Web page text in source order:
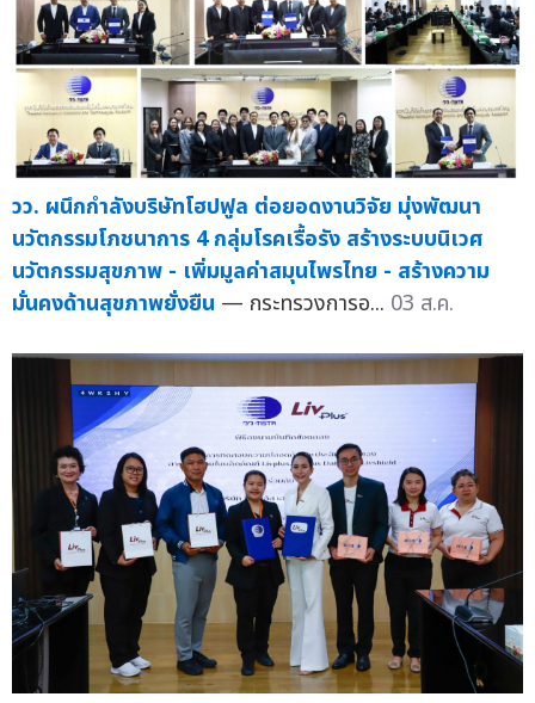
วว. ผนึกกำลังบริษัทโฮปฟูล ต่อยอดงานวิจัย มุ่งพัฒนา
นวัตกรรมโภชนาการ 4 กลุ่มโรคเรื้อรัง สร้างระบบนิเวศ
นวัตกรรมสุขภาพ - เพิ่มมูลค่าสมุนไพรไทย - สร้างความ
มั่นคงด้านสุขภาพยั่งยืน — กระทรวงการอ... 03 ส.ค.